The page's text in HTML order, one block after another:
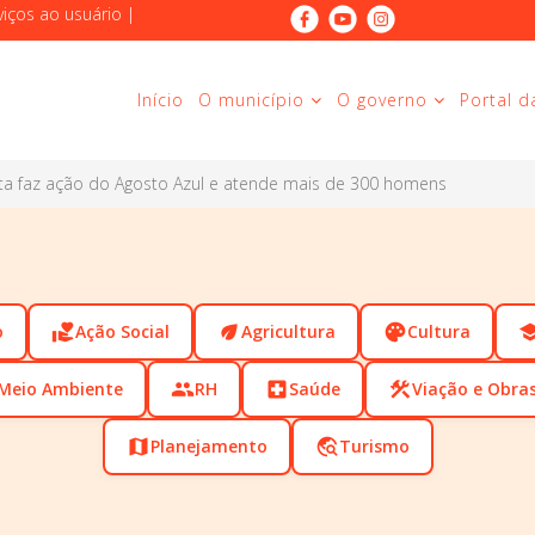
ao usuário |
Início O município O governo Portal
faz ação do Agosto Azul e atende mais de 300 homens
volunteer_activismAção Social ecoAgricultura paletteCultura
Ambiente peopleRH local_hospitalSaúde constructionViação e
map Planejamento travel_exploreTurismo